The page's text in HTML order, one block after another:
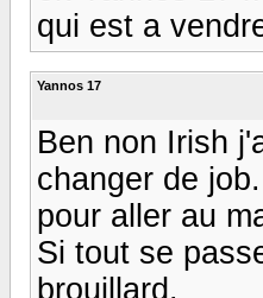
qui est a
Yannos 17
Ben non Irish
changer de
pour aller au
Si tout se
brouillard.